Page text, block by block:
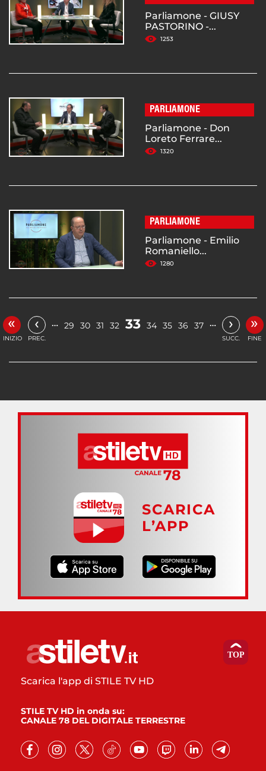
Parliamone - GIUSY
PASTORINO -...
1253
PARLIAMONE
Parliamone - Don
Loreto Ferrare...
1320
PARLIAMONE
Parliamone - Emilio
Romaniello...
1280
«
INIZIO
‹
PREC.
… 29 30 31 32 33 34 35 36 37 … ›
SUCC.
»
FINE
SCARICA
L’APP
Scarica l'app di STILE TV HD
STILE TV HD in onda su:
CANALE 78 DEL DIGITALE TERRESTRE